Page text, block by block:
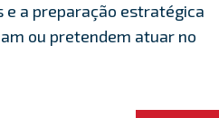
a preparação estratégica
ou pretendem atuar no